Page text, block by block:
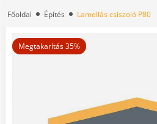
Főoldal Építés Lamellás csiszoló P80
Megtakarítás 35%